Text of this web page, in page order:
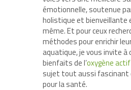
émotionnelle, soutenue
holistique et bienveillante
même. Et pour ceux
méthodes pour enrichir
aquatique, je vous invite à
bienfaits de l’oxygène
sujet tout aussi fascinant
pour la santé.